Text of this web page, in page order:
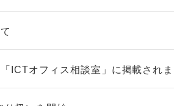
ICTオフィス相談室」に掲載され